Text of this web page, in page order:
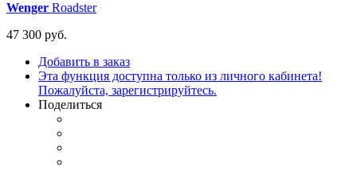
Wenger Roadster
47 300 руб.
Добавить в заказ
Эта функция доступна только из личного кабинета!
Пожалуйста, зарегистрируйтесь.
Поделиться